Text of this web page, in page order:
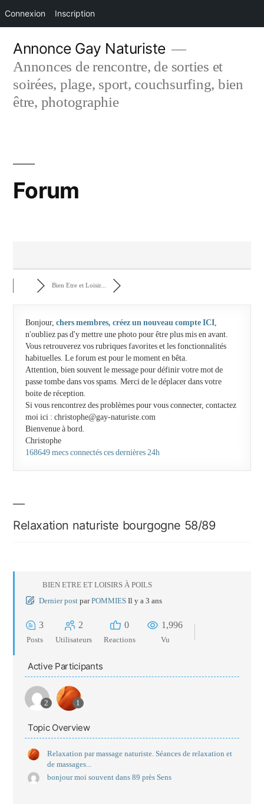
Connexion Inscription
contenu
Annonce Gay Naturiste
Annonces de rencontre, de sorties et
soirées, plage, sport, couchsurfing, bien
être, photographie
Forum
Bien Etre et Loisir...
Bonjour, chers membres, créez un nouveau compte ICI,
n'oubliez pas d'y mettre une photo pour être plus mis en avant.
Vous retrouverez vos rubriques favorites et les fonctionnalités
habituelles. Le forum est pour le moment en bêta.
Attention, bien souvent le message pour définir votre mot de
passe tombe dans vos spams. Merci de le déplacer dans votre
boite de réception.
Si vous rencontrez des problèmes pour vous connecter, contactez
moi ici : christophe@gay-naturiste.com
Bienvenue à bord.
Christophe
168649 mecs connectés ces dernières 24h
Relaxation naturiste bourgogne 58/89
BIEN ETRE ET LOISIRS À POILS
Dernier postparPOMMIESIl y a 3 ans
3
Posts
2
Utilisateurs
0
Reactions
1,996
Vu
Active Participants
2 1
Topic Overview
Relaxation par massage naturiste. Séances de relaxation et
de massages...
bonjour moi souvent dans 89 près Sens